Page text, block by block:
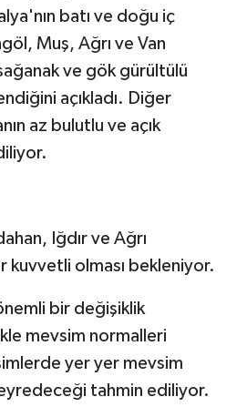
batı ve doğu iç
Muş, Ağrı ve Van
ve gök gürültülü
açıkladı. Diğer
az bulutlu ve açık
Iğdır ve Ağrı
kuvvetli olması bekleniyor.
bir değişiklik
mevsim normalleri
yer yer mevsim
tahmin ediliyor.